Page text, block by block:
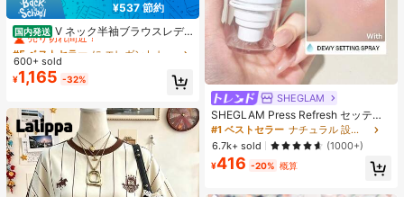
¥537 節約
国内発送 V ネック半袖ブラウスレデ
ィース 前タックロールスリーブパー
ルボタンドレープゆったり肉隠しオ
フィス万能シフォントップス
#5 ベストセラー
に エレガント レディーストップス
売り切れ間近！
#5 ベストセラー
売り切れ間近！
#5 ベストセラー
売り切れ間近！
#5 ベストセラー
に エレガント レディーストップス
600+ sold
¥1,165 -32%
SHEGLAM
SHEGLAM Press Refresh セッティ
ングスプレー 女性と女の子のための
ブランドビューティーコスメメイク
アップ
#1 ベストセラー
ナチュラル 設定スプレー
6.7k+ sold
(1000+)
¥416 -20% 概算